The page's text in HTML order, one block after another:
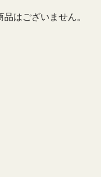
品はございません。